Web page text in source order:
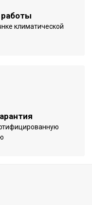
Да
климатической